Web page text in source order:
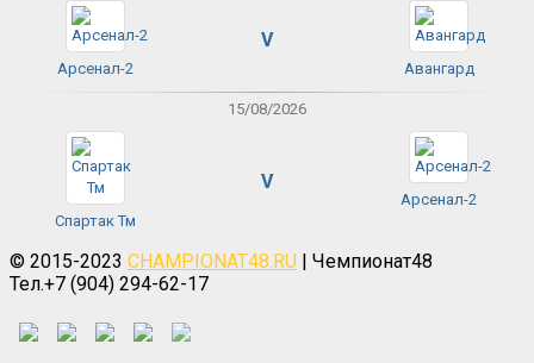
Арсенал-2
V
Авангард
15/08/2026
Спартак Тм
V
Арсенал-2
© 2015-2023 CHAMPIONAT48.RU | Чемпионат48
Тел.+7 (904) 294-62-17